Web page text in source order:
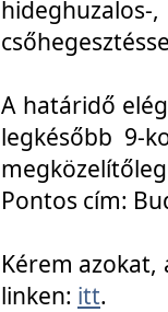
A határidő
legkésőbb 9-
Pontos cím:
Kérem azokat,
linken: itt.